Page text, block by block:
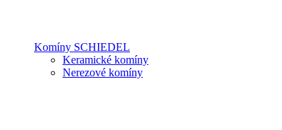
Komíny SCHIEDEL
Keramické komíny
Nerezové komíny